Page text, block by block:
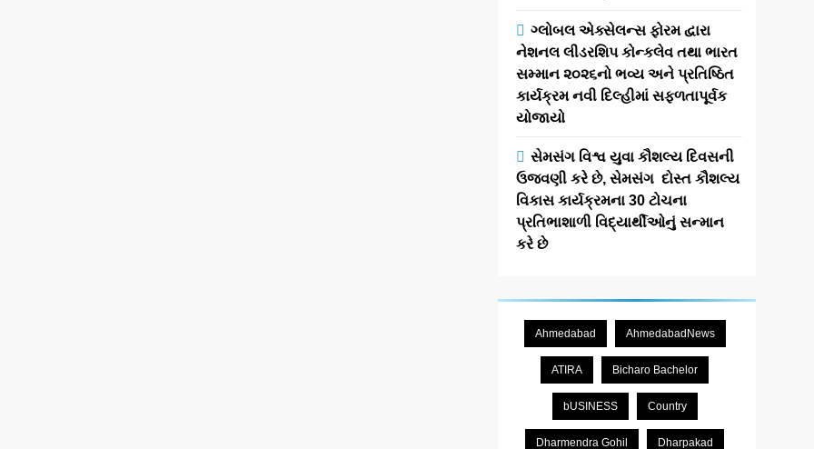
ગ્લોબલ એક્સેલન્સ ફોરમ દ્વારા
નેશનલ લીડરશિપ કોન્કલેવ તથા ભારત
સમ્માન ૨૦૨૬નો ભવ્ય અને પ્રતિષ્ઠિત
કાર્યક્રમ નવી દિલ્હીમાં સફળતાપૂર્વક
યોજાયો
સેમસંગ વિશ્વ યુવા કૌશલ્ય દિવસની
ઉજવણી કરે છે, સેમસંગ દોસ્ત કૌશલ્ય
વિકાસ કાર્યક્રમના 30 ટોચના
પ્રતિભાશાળી વિદ્યાર્થીઓનું સન્માન
કરે છે
Ahmedabad AhmedabadNews
ATIRA Bicharo Bachelor
bUSINESS Country
Dharmendra Gohil Dharpakad